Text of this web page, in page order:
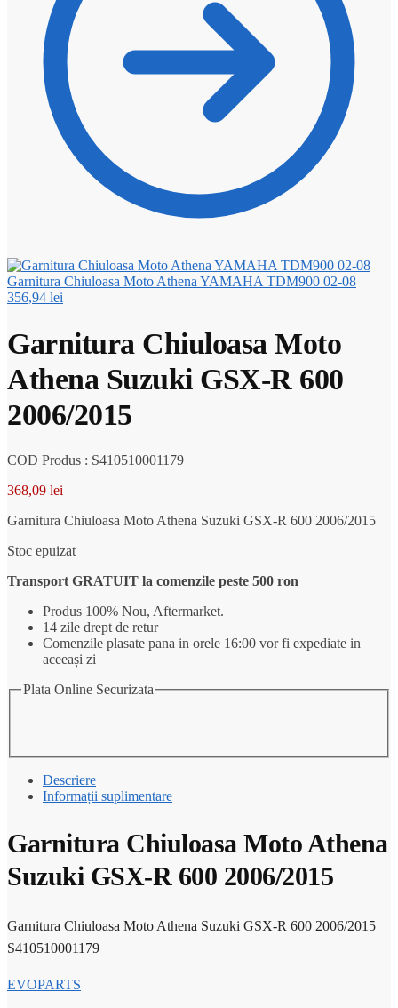
Garnitura Chiuloasa Moto Athena YAMAHA TDM900 02-08
356,94 lei
Garnitura Chiuloasa Moto
Athena Suzuki GSX-R 600
2006/2015
COD Produs : S410510001179
368,09 lei
Garnitura Chiuloasa Moto Athena Suzuki GSX-R 600 2006/2015
Stoc epuizat
Transport GRATUIT la comenzile peste 500 ron
Produs 100% Nou, Aftermarket.
14 zile drept de retur
Comenzile plasate pana in orele 16:00 vor fi expediate in
aceeași zi
Plata Online Securizata
Descriere
Informații suplimentare
Garnitura Chiuloasa Moto Athena
Suzuki GSX-R 600 2006/2015
Garnitura Chiuloasa Moto Athena Suzuki GSX-R 600 2006/2015
S410510001179
EVOPARTS